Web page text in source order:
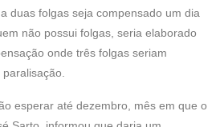
duas folgas seja compensado um dia
não possui folgas, seria elaborado
onde três folgas seriam
esperar até dezembro, mês em que o